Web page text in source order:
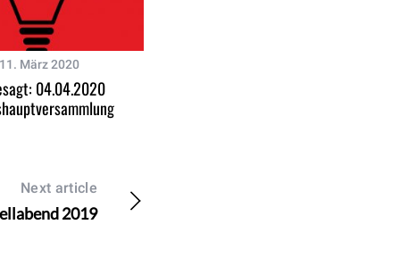
März 2020
04.04.2020
Next article
2019